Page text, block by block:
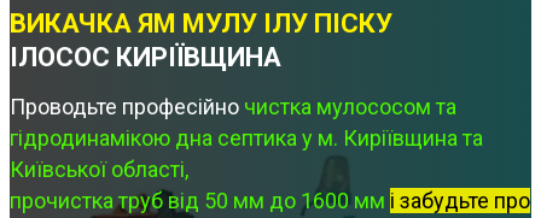
ВИКАЧКА ЯМ МУЛУ ІЛУ ПІСКУ
ІЛОСОС КИРІЇВЩИНА
Проводьте професійно чистка мулососом та
гідродинамікою дна септика у м. Киріївщина та
Київської області,
прочистка труб від 50 мм до 1600 мм і забудьте про